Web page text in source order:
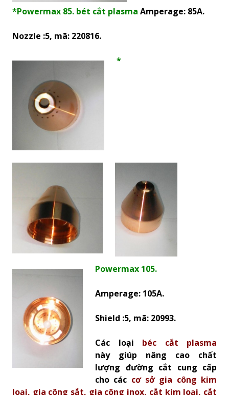
*Powermax 85. bét cắt plasma Amperage: 85A.
Nozzle :5, mã: 220816.
*
Powermax 105.
Amperage: 105A.
Shield :5, mã: 20993.
Các loại
béc cắt plasma
này giúp nâng cao chất
lượng đường cắt cung cấp
cho các cơ sở gia công kim
loại, gia công sắt, gia công inox, cắt kim loại, cắt